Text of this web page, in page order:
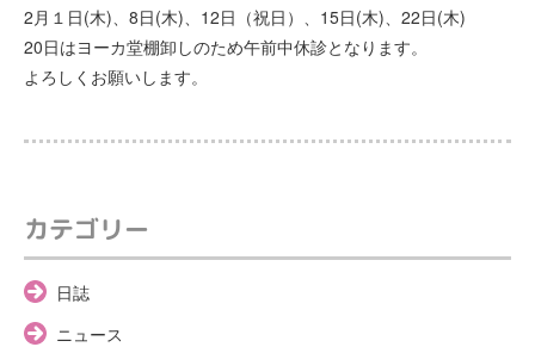
2月１日(木)、8日(木)、12日（祝日）、15日(木)、22日(木)
20日はヨーカ堂棚卸しのため午前中休診となります。
よろしくお願いします。
カテゴリー
日誌
ニュース